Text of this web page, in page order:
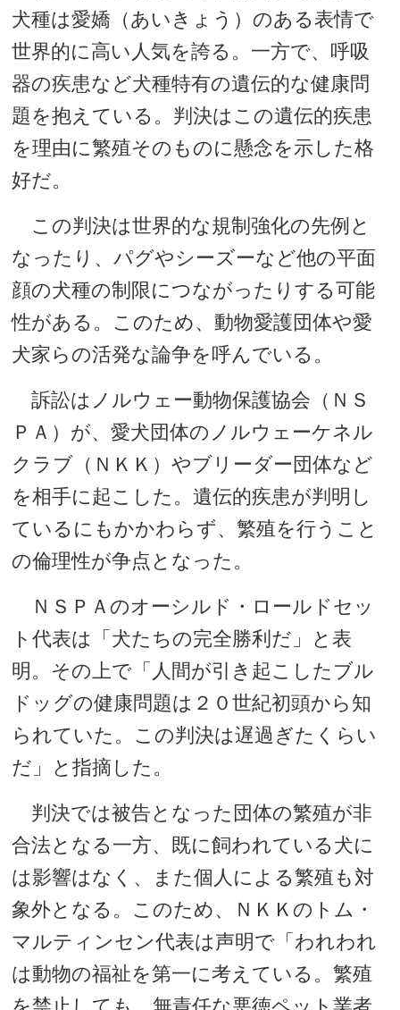
犬種は愛嬌（あいきょう）のある表情で
世界的に高い人気を誇る。一方で、呼吸
器の疾患など犬種特有の遺伝的な健康問
題を抱えている。判決はこの遺伝的疾患
を理由に繁殖そのものに懸念を示した格
好だ。
この判決は世界的な規制強化の先例と
なったり、パグやシーズーなど他の平面
顔の犬種の制限につながったりする可能
性がある。このため、動物愛護団体や愛
犬家らの活発な論争を呼んでいる。
訴訟はノルウェー動物保護協会（ＮＳ
ＰＡ）が、愛犬団体のノルウェーケネル
クラブ（ＮＫＫ）やブリーダー団体など
を相手に起こした。遺伝的疾患が判明し
ているにもかかわらず、繁殖を行うこと
の倫理性が争点となった。
ＮＳＰＡのオーシルド・ロールドセッ
ト代表は「犬たちの完全勝利だ」と表
明。その上で「人間が引き起こしたブル
ドッグの健康問題は２０世紀初頭から知
られていた。この判決は遅過ぎたくらい
だ」と指摘した。
判決では被告となった団体の繁殖が非
合法となる一方、既に飼われている犬に
は影響はなく、また個人による繁殖も対
象外となる。このため、ＮＫＫのトム・
マルティンセン代表は声明で「われわれ
は動物の福祉を第一に考えている。繁殖